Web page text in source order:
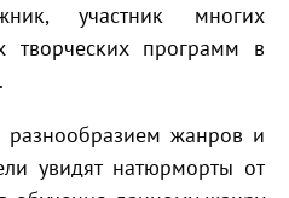
участник многих
творческих программ в
разнообразием жанров и
увидят натюрморты от